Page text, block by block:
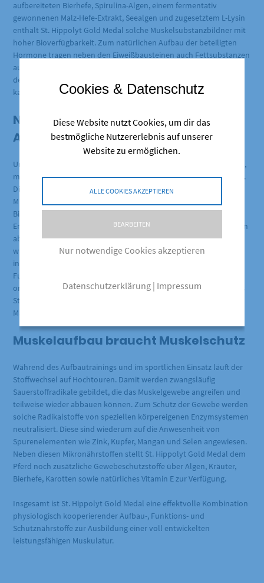
aufbereiteten Bierhefe, Spirulina-Algen, einem fermentativ
gewonnenen Malz-Hefe-Extrakt, Seealgen und zugesetztem L-Lysin
enthält St. Hippolyt Gold Medal solche Muskelsubstanzbildner mit
hoher Bioverfügbarkeit. Zum natürlichen Aufbau der beteiligten
Hormone tragen neben den Eiweißbausteinen auch Fettsubstanzen
aus Getreidekeimen und Ölsaaten bei. Auch die Geschmeidigkeit
der Muskulatur profitiert von essentiellen Fettsäuren aus
kaltgepresstem Leinöl.
Nährstoffe für den
Aufbaustoffwechsel
Um die Bausteine für die Muskelbildung richtig zusammenzufügen,
muss der Stoffwechsel über die notwendigen Werkzeuge verfügen.
Dies sind spezifisch geeignete Enzyme, mit deren Hilfe die
Muskelfibrillen aufgebaut, vernetzt und mit stabilisierenden
Bindegewebsfasern verknüpft werden. Die Arbeitsfähigkeit der
Enzyme hängt wiederum wesentlich von funktionellen Nährstoffen
ab. Dazu gehören die Vitamine des B-Komplexes und Spurenstoffe
wie Zink, Mangan, Kupfer und Silizium, die St. Hippolyt Gold Medal
in austarierten Mengenverhältnissen enthält. Zur
Funktionsoptimierung sind die Spurenelemente überwiegend als
organisch gebundene Komplexe enthalten. Die Leber als zentrales
Stoffwechselorgan wird zusätzlich durch die Wirkstoffe von
Mariendistel, Kurkuma und Bierhefe unterstützt.
Muskelaufbau braucht Muskelschutz
Während des Aufbautrainings und im sportlichen Einsatz läuft der
Stoffwechsel auf Hochtouren. Damit werden zwangsläufig
Sauerstoffradikale gebildet, die das Muskelgewebe angreifen und
teilweise wieder abbauen können. Zum Schutz der Gewebe werden
solche Radikalstoffe von speziellen körpereigenen Enzymsystemen
neutralisiert. Diese sind wiederum auf die Anwesenheit von
Spurenelementen wie Zink, Kupfer, Mangan und Selen angewiesen.
Neben diesen Mikronährstoffen stellt St. Hippolyt Gold Medal dem
Pferd noch zusätzliche Gewebeschutzstoffe über Algen, Kräuter,
Bierhefe, Karotten sowie natürliches Vitamin E zur Verfügung.
Insgesamt ist St. Hippolyt Gold Medal eine effektvolle Kombination
physiologisch kooperierender Aufbau-, Funktions- und
Schutznährstoffe zur Ausbildung einer voll entwickelten
leistungsfähigen Muskulatur.
Cookies & Datenschutz
Diese Website nutzt Cookies, um dir das
bestmögliche Nutzererlebnis auf unserer
Website zu ermöglichen.
ALLE COOKIES AKZEPTIEREN
BEARBEITEN
Nur notwendige Cookies akzeptieren
Datenschutzerklärung | Impressum